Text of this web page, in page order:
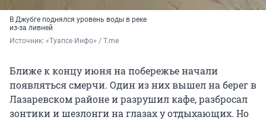
В Джубге поднялся уровень воды в реке
из-за ливней
Источник: «Туапсе Инфо» / T.me
Ближе к концу июня на побережье начали
появляться смерчи. Один из них вышел на берег в
Лазаревском районе и разрушил кафе, разбросал
зонтики и шезлонги на глазах у отдыхающих. Но